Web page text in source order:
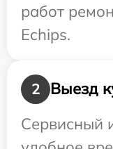
работ
Echips.
2
Выезд
Сервисный